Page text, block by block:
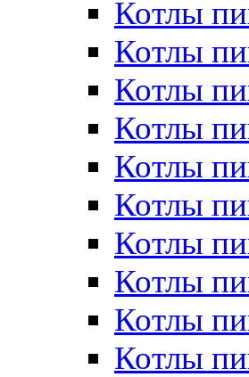
Котлы
Котлы
Котлы
Котлы
Котлы
Котлы
Котлы
Котлы
Котлы
Котлы